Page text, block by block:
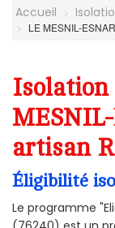
Accueil
LE MESNIL-
Isolation
MESNIL-
artisan
Éligibilité
Le programme